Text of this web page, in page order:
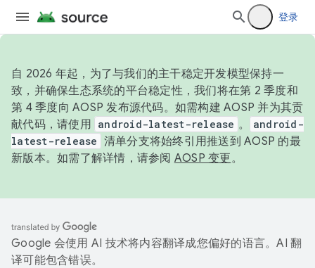
登录
自 2026 年起，为了与我们的主干稳定开发模型保持一
致，并确保生态系统的平台稳定性，我们将在第 2 季度和
第 4 季度向 AOSP 发布源代码。如需构建 AOSP 并为其贡
献代码，请使用 android-latest-release 。
android-
latest-release 清单分支将始终引用推送到 AOSP 的最
新版本。如需了解详情，请参阅 AOSP 变更。
Google 会使用 AI 技术将内容翻译成您偏好的语言。AI 翻
译可能包含错误。